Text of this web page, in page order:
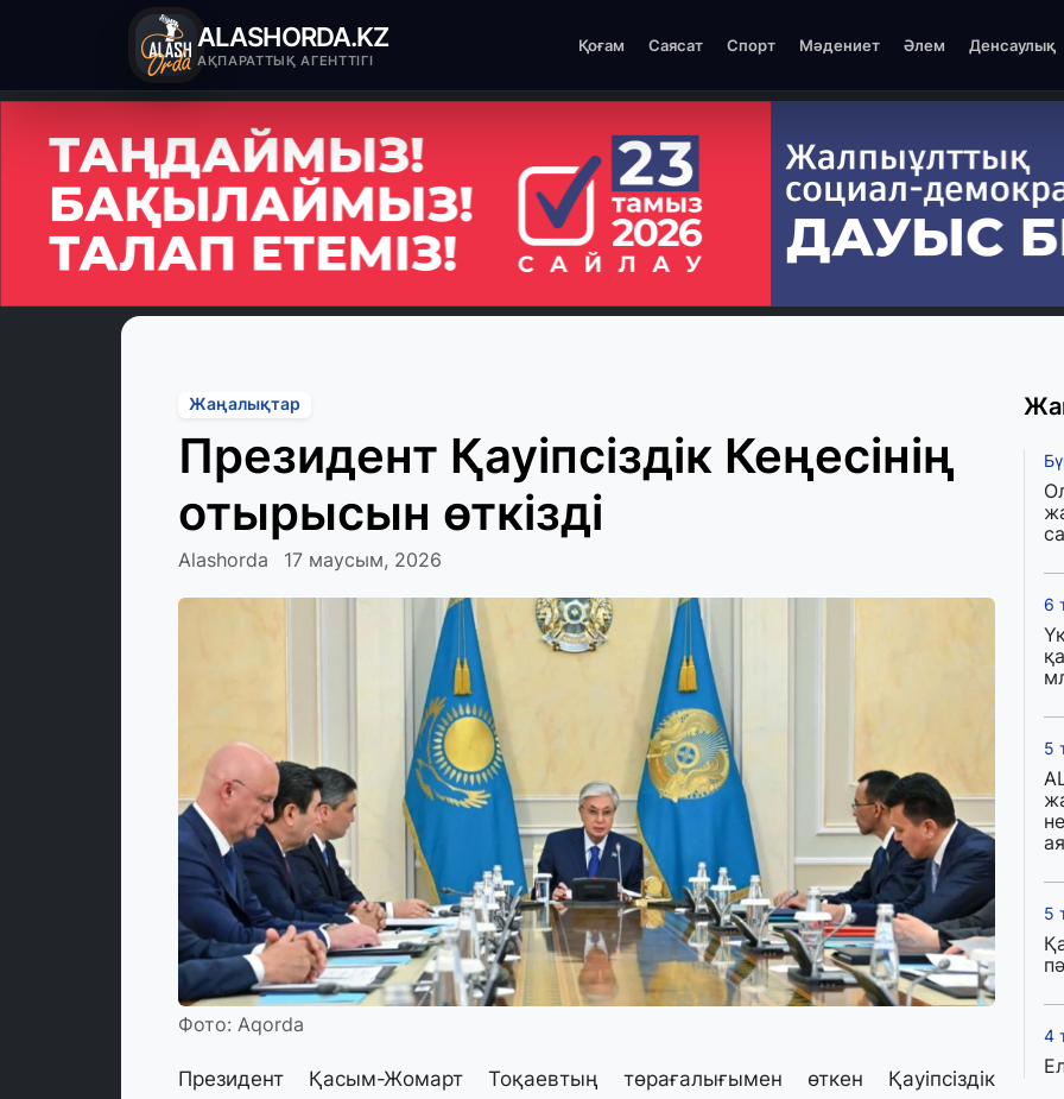
ALASHORDA.KZ
АҚПАРАТТЫҚ АГЕНТТІГІ
Қоғам Саясат Спорт Мәдениет Әлем Денсаулық
Жаңалықтар
Президент Қауіпсіздік Кеңесінің
отырысын өткізді
Alashorda 17 маусым, 2026
Фото: Aqorda
Президент Қасым-Жомарт Тоқаевтың төрағалығымен өткен Қауіпсіздік
6
5
5
4